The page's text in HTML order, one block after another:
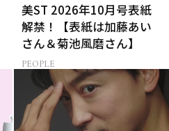
美ST 2026年10月号表紙
解禁！【表紙は加藤あい
さん＆菊池風磨さん】
PEOPLE